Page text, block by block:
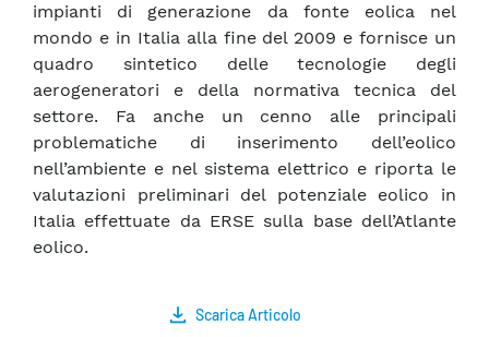
impianti di generazione da fonte eolica nel
mondo e in Italia alla fine del 2009 e fornisce un
quadro sintetico delle tecnologie degli
aerogeneratori e della normativa tecnica del
settore. Fa anche un cenno alle principali
problematiche di inserimento dell’eolico
nell’ambiente e nel sistema elettrico e riporta le
valutazioni preliminari del potenziale eolico in
Italia effettuate da ERSE sulla base dell’Atlante
eolico.
Scarica Articolo